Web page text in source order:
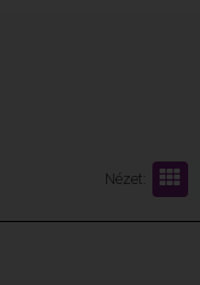
Nézet: